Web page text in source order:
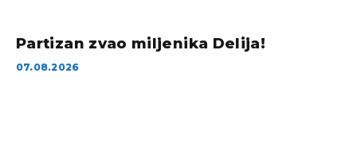
Partizan zvao miljenika Delija!
07.08.2026